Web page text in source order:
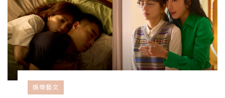
娛樂藝文